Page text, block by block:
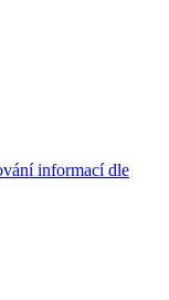
informací dle